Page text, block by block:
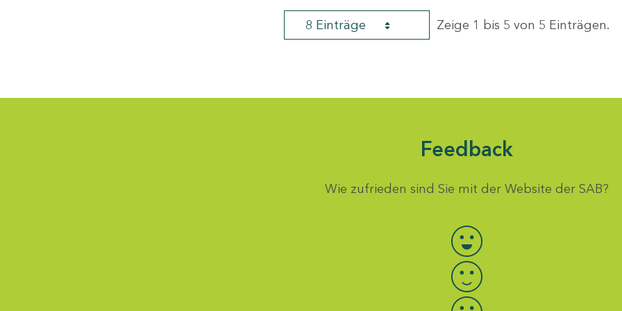
8 Einträge Zeige 1 bis 5 von 5 Einträgen.
Feedback
Wie zufrieden sind Sie mit der Website der SAB?
Bewertung auswählen